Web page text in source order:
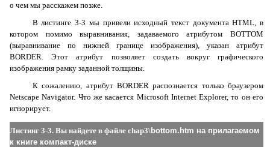
о чем мы расскажем позже.
В листинге 3-3 мы привели исходный текст документа HTML, в
котором помимо выравнивания, задаваемого атрибутом BOTTOM
(выравнивание по нижней границе изображения), указан атрибут
BORDER. Этот атрибут позволяет создать вокруг графического
изображения рамку заданной толщины.
К сожалению, атрибут BORDER распознается только браузером
Netscape Navigator. Что же касается Microsoft Internet Explorer, то он его
игнорирует.
Листинг 3-3. Вы найдете в файле chap3\bottom. htm на прилагаемом
к книге компакт-диске